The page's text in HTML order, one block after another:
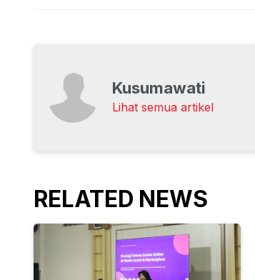
Kusumawati
Lihat semua artikel
RELATED NEWS